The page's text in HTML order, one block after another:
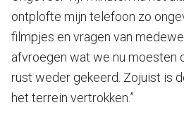
ontplofte mijn telefoon zo
filmpjes en vragen van
afvroegen wat we nu moesten
rust weder gekeerd. Zojuist is
het terrein vertrokken.”